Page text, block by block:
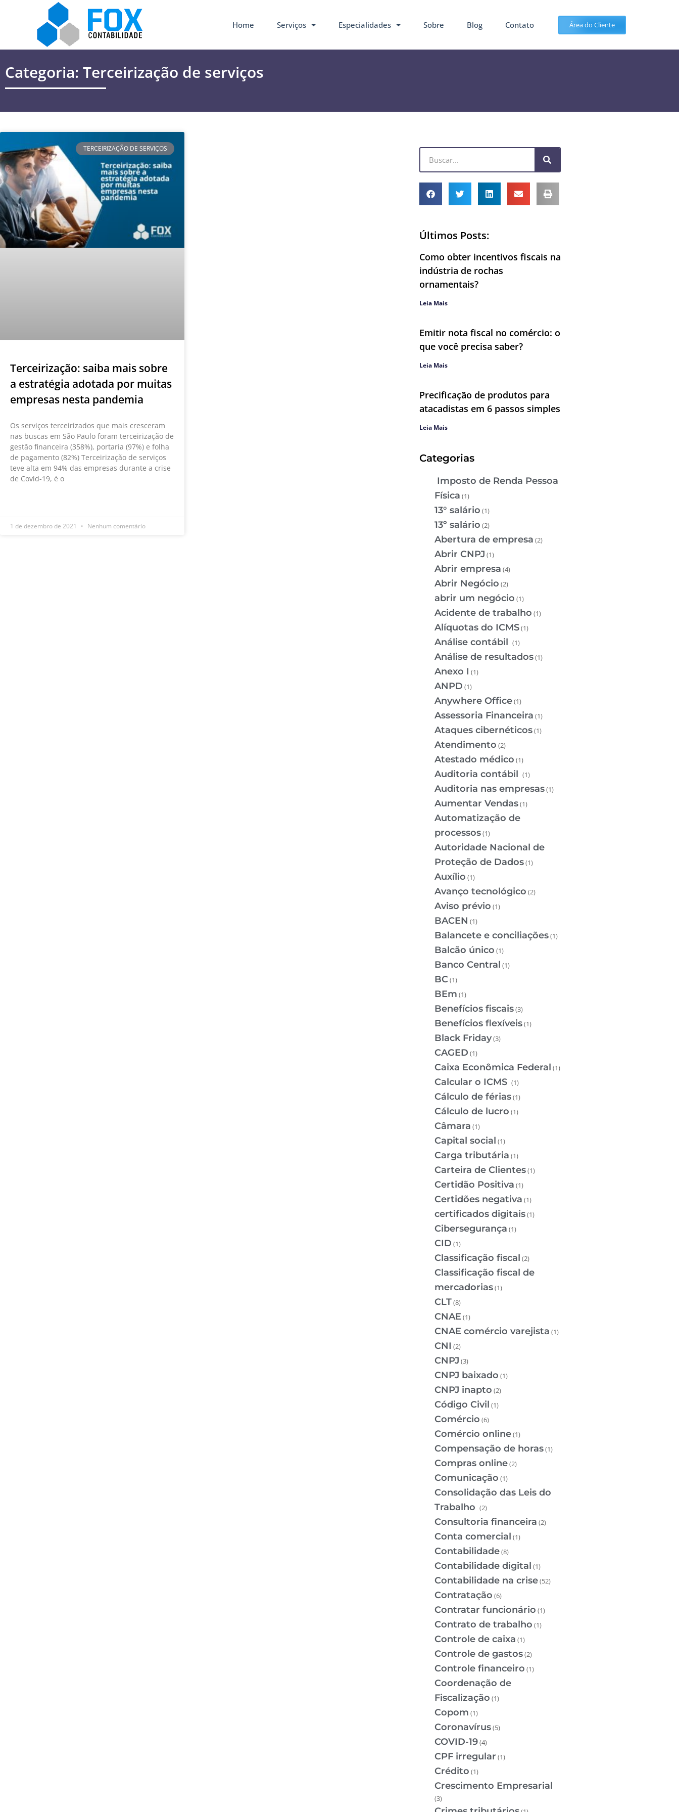
Home Serviços Especialidades Sobre Blog Contato Área do Cliente
Categoria: Terceirização de serviços
TERCEIRIZAÇÃO DE SERVIÇOS
Terceirização: saiba mais sobre
a estratégia adotada por muitas
empresas nesta pandemia
Os serviços terceirizados que mais cresceram
nas buscas em São Paulo foram terceirização de
gestão financeira (358%), portaria (97%) e folha
de pagamento (82%) Terceirização de serviços
teve alta em 94% das empresas durante a crise
de Covid-19, é o
1 de dezembro de 2021 Nenhum comentário
Últimos Posts:
Como obter incentivos fiscais na
indústria de rochas
ornamentais?
Leia Mais
Emitir nota fiscal no comércio: o
que você precisa saber?
Leia Mais
Precificação de produtos para
atacadistas em 6 passos simples
Leia Mais
Categorias
Imposto de Renda Pessoa
Física (1)
13° salário (1)
13º salário (2)
Abertura de empresa (2)
Abrir CNPJ (1)
Abrir empresa (4)
Abrir Negócio (2)
abrir um negócio (1)
Acidente de trabalho (1)
Alíquotas do ICMS(1)
Análise contábil (1)
Análise de resultados(1)
Anexo I (1)
ANPD (1)
Anywhere Office(1)
Assessoria Financeira (1)
Ataques cibernéticos(1)
Atendimento (2)
Atestado médico (1)
Auditoria contábil (1)
Auditoria nas empresas(1)
Aumentar Vendas(1)
Automatização de
processos(1)
Autoridade Nacional de
Proteção de Dados(1)
Auxílio (1)
Avanço tecnológico (2)
Aviso prévio (1)
BACEN (1)
Balancete e conciliações(1)
Balcão único (1)
Banco Central (1)
BC(1)
BEm (1)
Benefícios fiscais(3)
Benefícios flexíveis(1)
Black Friday(3)
CAGED (1)
Caixa Econômica Federal (1)
Calcular o ICMS (1)
Cálculo de férias(1)
Cálculo de lucro (1)
Câmara (1)
Capital social (1)
Carga tributária (1)
Carteira de Clientes(1)
Certidão Positiva (1)
Certidões negativa (1)
certificados digitais(1)
Cibersegurança (1)
CID (1)
Classificação fiscal (2)
Classificação fiscal de
mercadorias(1)
CLT(8)
CNAE(1)
CNAE comércio varejista (1)
CNI (2)
CNPJ (3)
CNPJ baixado (1)
CNPJ inapto (2)
Código Civil (1)
Comércio (6)
Comércio online(1)
Compensação de horas(1)
Compras online(2)
Comunicação (1)
Consolidação das Leis do
Trabalho (2)
Consultoria financeira (2)
Conta comercial (1)
Contabilidade(8)
Contabilidade digital (1)
Contabilidade na crise(52)
Contratação (6)
Contratar funcionário (1)
Contrato de trabalho (1)
Controle de caixa (1)
Controle de gastos(2)
Controle financeiro (1)
Coordenação de
Fiscalização (1)
Copom (1)
Coronavírus(5)
COVID-19(4)
CPF irregular (1)
Crédito (1)
Crescimento Empresarial
(3)